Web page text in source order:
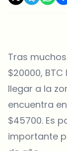
Tras
$20000,
llegar a la
encuentra
$45700. Es
importante